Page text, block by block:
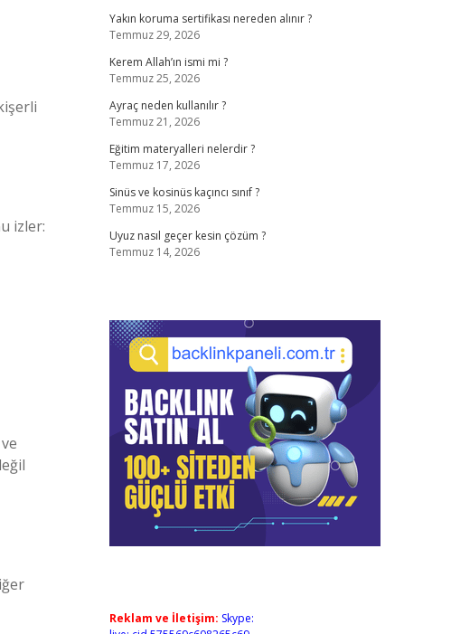
izler:
Yakın koruma sertifikası nereden alınır ?
Temmuz 29, 2026
Kerem Allah’ın ismi mi ?
Temmuz 25, 2026
Ayraç neden kullanılır ?
Temmuz 21, 2026
Eğitim materyalleri nelerdir ?
Temmuz 17, 2026
Sinüs ve kosinüs kaçıncı sınıf ?
Temmuz 15, 2026
Uyuz nasıl geçer kesin çözüm ?
Temmuz 14, 2026
Reklam ve İletişim: Skype: